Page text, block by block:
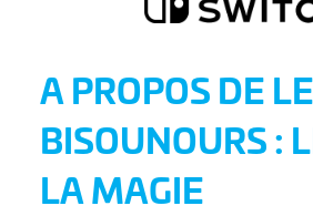
A PROPOS DE
BISOUNOURS :
LA MAGIE